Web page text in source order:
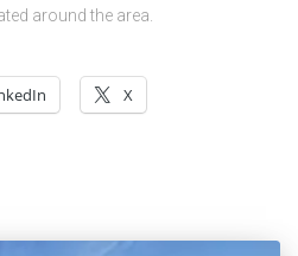
around the area.
X